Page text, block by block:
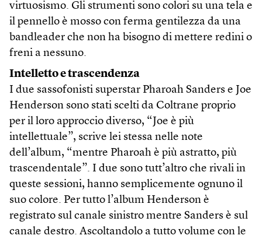
virtuosismo. Gli strumenti sono colori su una tela e
il pennello è mosso con ferma gentilezza da una
bandleader che non ha bisogno di mettere redini o
freni a nessuno.
Intelletto e trascendenza
I due sassofonisti superstar Pharoah Sanders e Joe
Henderson sono stati scelti da Coltrane proprio
per il loro approccio diverso, “Joe è più
intellettuale”, scrive lei stessa nelle note
dell’album, “mentre Pharoah è più astratto, più
trascendentale”. I due sono tutt’altro che rivali in
queste sessioni, hanno semplicemente ognuno il
suo colore. Per tutto l’album Henderson è
registrato sul canale sinistro mentre Sanders è sul
canale destro. Ascoltandolo a tutto volume con le